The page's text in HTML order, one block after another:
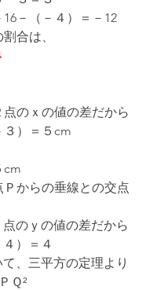
16－（－４）＝－12
合は、
点のｘの値の差だから
３）＝５cm
cm
からの垂線との交点
点のｙの値の差だから
）＝４
、三平方の定理より
Ｑ²